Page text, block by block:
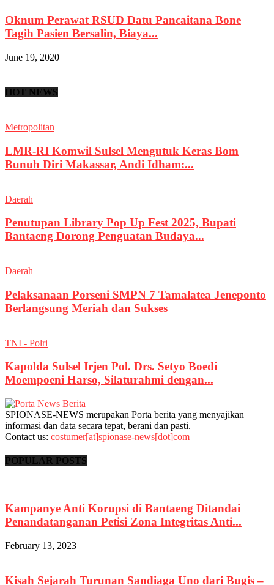
Oknum Perawat RSUD Datu Pancaitana Bone
Tagih Pasien Bersalin, Biaya...
June 19, 2020
HOT NEWS
Metropolitan
LMR-RI Komwil Sulsel Mengutuk Keras Bom
Bunuh Diri Makassar, Andi Idham:...
Daerah
Penutupan Library Pop Up Fest 2025, Bupati
Bantaeng Dorong Penguatan Budaya...
Daerah
Pelaksanaan Porseni SMPN 7 Tamalatea Jeneponto
Berlangsung Meriah dan Sukses
TNI - Polri
Kapolda Sulsel Irjen Pol. Drs. Setyo Boedi
Moempoeni Harso, Silaturahmi dengan...
SPIONASE-NEWS merupakan Porta berita yang menyajikan
informasi dan data secara tepat, berani dan pasti.
Contact us: costumer[at]spionase-news[dot]com
POPULAR POSTS
Kampanye Anti Korupsi di Bantaeng Ditandai
Penandatanganan Petisi Zona Integritas Anti...
February 13, 2023
Kisah Sejarah Turunan Sandiaga Uno dari Bugis –